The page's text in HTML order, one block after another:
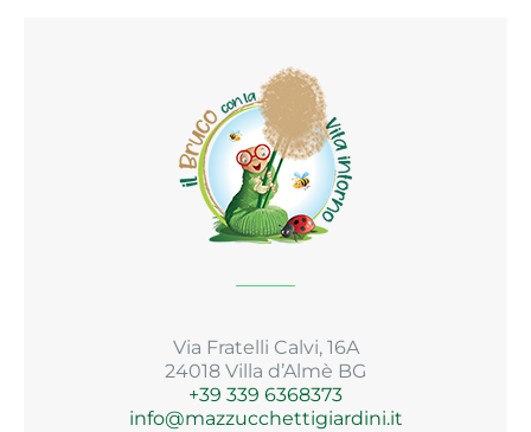
Via Fratelli Calvi, 16A
24018 Villa d’Almè BG
+39 339 6368373
info@mazzucchettigiardini.it